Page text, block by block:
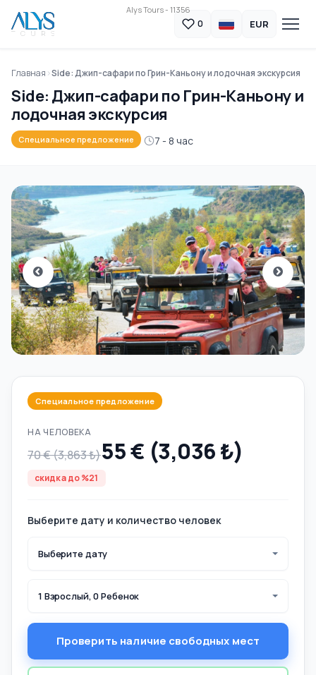
Alys Tours - 11356
0 EUR
Главная Side: Джип-сафари по Грин-Каньону и лодочная экскурсия
Side: Джип-сафари по Грин-Каньону и
лодочная экскурсия
Специальное предложение 7 - 8 час
Специальное предложение
НА ЧЕЛОВЕКА
70 € (3,863 ₺)55 € (3,036 ₺)
скидка до %21
Выберите дату и количество человек
Выберите дату
1 Взрослый, 0 Ребенок
Проверить наличие свободных мест